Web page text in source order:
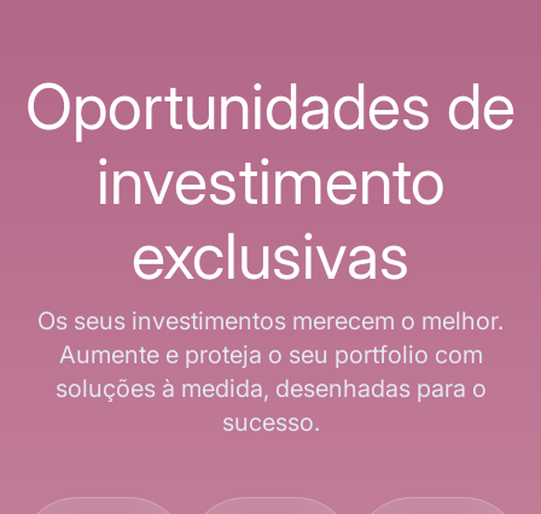
Oportunidades de
investimento
exclusivas
Os seus investimentos merecem o melhor.
Aumente e proteja o seu portfolio com
soluções à medida, desenhadas para o
sucesso.